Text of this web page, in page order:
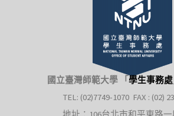
國立臺灣師範大學 「 學生事務處
TEL: (02)7749-1070 FAX : (02)